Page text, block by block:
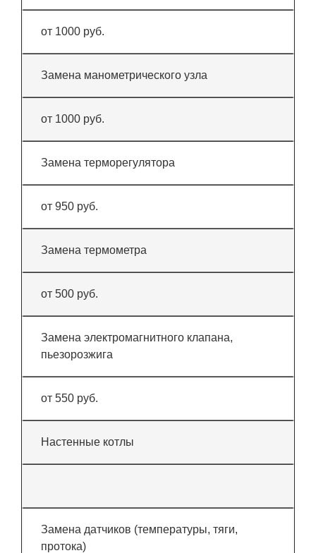
от 1000 руб.
Замена манометрического узла
от 1000 руб.
Замена терморегулятора
от 950 руб.
Замена термометра
от 500 руб.
Замена электромагнитного клапана,
пьезорозжига
от 550 руб.
Настенные котлы
Замена датчиков (температуры, тяги,
протока)